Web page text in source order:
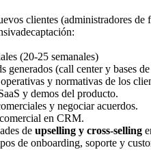
clientes (administradores de
(20-25 semanales)
generados (call center y bases
y normativas de los
y demos del producto.
y negociar acuerdos.
en CRM.
de upselling y cross-selling
de onboarding, soporte y